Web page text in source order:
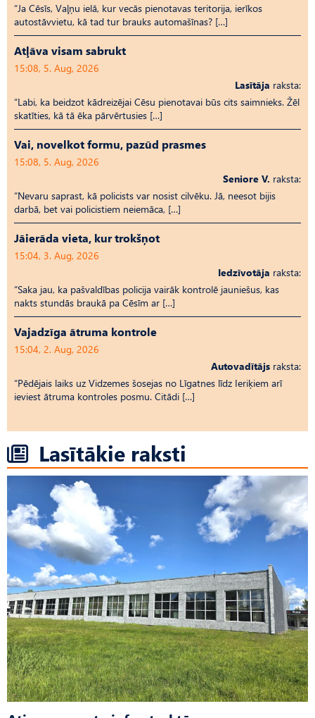
“Ja Cēsīs, Vaļņu ielā, kur vecās pienotavas teritorija, ierīkos
autostāvvietu, kā tad tur brauks automašīnas? […]
Atļāva visam sabrukt
15:08, 5. Aug, 2026
Lasītāja raksta:
“Labi, ka beidzot kādreizējai Cēsu pienotavai būs cits saimnieks. Žēl
skatīties, kā tā ēka pārvērtusies […]
Vai, novelkot formu, pazūd prasmes
15:08, 5. Aug, 2026
Seniore V. raksta:
“Nevaru saprast, kā policists var nosist cilvēku. Jā, neesot bijis
darbā, bet vai policistiem neiemāca, […]
Jāierāda vieta, kur trokšņot
15:04, 3. Aug, 2026
Iedzīvotāja raksta:
“Saka jau, ka pašvaldības policija vairāk kontrolē jauniešus, kas
nakts stundās braukā pa Cēsīm ar […]
Vajadzīga ātruma kontrole
15:04, 2. Aug, 2026
Autovadītājs raksta:
“Pēdējais laiks uz Vid­ze­mes šosejas no Līgatnes līdz Ieriķiem arī
ieviest ātruma kontroles posmu. Citādi […]
Lasītākie raksti